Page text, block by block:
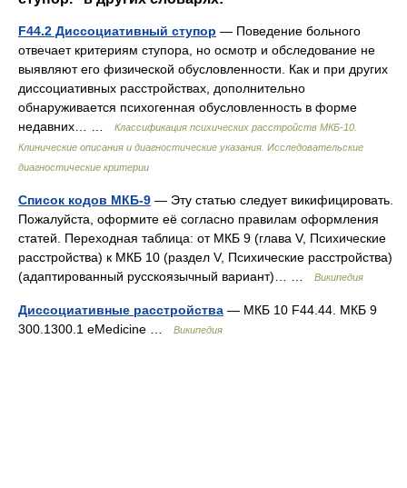
F44.2 Диссоциативный ступор — Поведение больного
отвечает критериям ступора, но осмотр и обследование не
выявляют его физической обусловленности. Как и при других
диссоциативных расстройствах, дополнительно
обнаруживается психогенная обусловленность в форме
недавних… …
Классификация психических расстройств МКБ-10.
Клинические описания и диагностические указания. Исследовательские
диагностические критерии
Список кодов МКБ-9 — Эту статью следует викифицировать.
Пожалуйста, оформите её согласно правилам оформления
статей. Переходная таблица: от МКБ 9 (глава V, Психические
расстройства) к МКБ 10 (раздел V, Психические расстройства)
(адаптированный русскоязычный вариант)… …
Википедия
Диссоциативные расстройства — МКБ 10 F44.44. МКБ 9
300.1300.1 eMedicine …
Википедия